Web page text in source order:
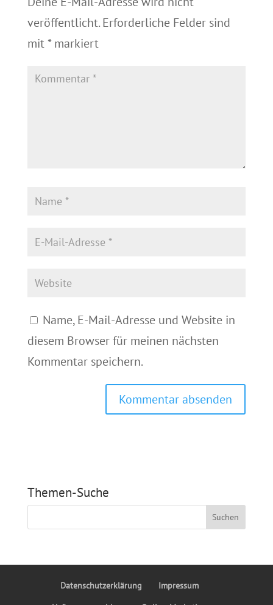
veröffentlicht. Erforderliche Felder sind
mit*markiert
Name, E-Mail-Adresse und Website in
diesem Browser für meinen nächsten
Kommentar speichern.
Themen-Suche
Datenschutzerklärung
Impressum